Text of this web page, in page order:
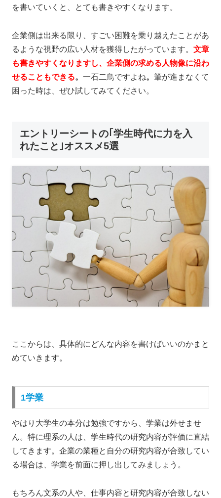
を書いていくと、とても書きやすくなります。
企業側は出来る限り、すごい困難を乗り越えたことがあ
るような視野の広い人材を獲得したがっています。 文章
も書きやすくなりますし、企業側の求める人物像に沿わ
せることもできる。 一石二鳥ですよね。 筆が進まなくて
困った時は、ぜひ試してみてください。
エントリーシートの｢学生時代に力を入
れたこと｣オススメ5選
ここからは、具体的にどんな内容を書けばいいのかまと
めていきます。
1学業
やはり大学生の本分は勉強ですから、学業は外せませ
ん。特に理系の人は、学生時代の研究内容が評価に直結
してきます。企業の業種と自分の研究内容が合致してい
る場合は、学業を前面に押し出してみましょう。
もちろん文系の人や、仕事内容と研究内容が合致しない